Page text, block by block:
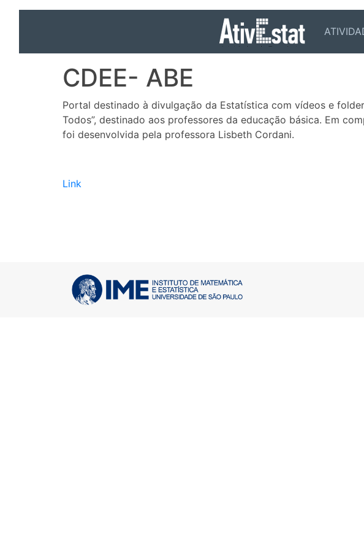
CDEE- ABE
Portal destinado à divulgação da Estatística com vídeos e
Todos”, destinado aos professores da educação básica. Em
foi desenvolvida pela professora Lisbeth Cordani.
Link